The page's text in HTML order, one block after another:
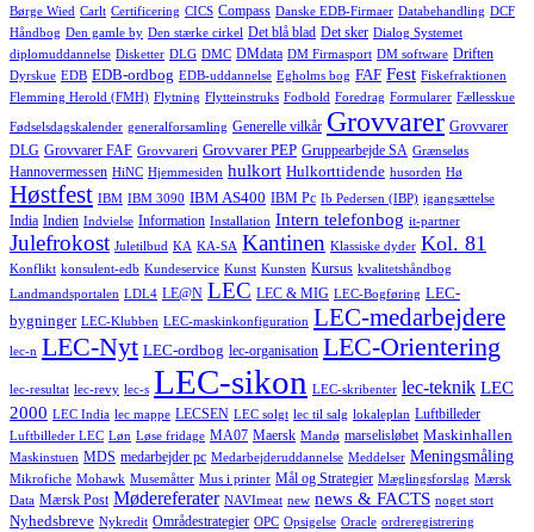
Børge Wied Carlt Certificering CICS Compass Danske EDB-Firmaer Databehandling DCF
Håndbog Den gamle by Den stærke cirkel Det blå blad Det sker Dialog Systemet
diplomuddannelse Disketter DLG DMC DMdata DM Firmasport DM software Driften
Dyrskue EDB EDB-ordbog EDB-uddannelse Egholms bog FAF Fest Fiskefraktionen
Flemming Herold (FMH) Flytning Flytteinstruks Fodbold Foredrag Formularer Fællesskue
Fødselsdagskalender generalforsamling Generelle vilkår Grovvarer Grovvarer
DLG Grovvarer FAF Grovvareri Grovvarer PEP Gruppearbejde SA Grænseløs
Hannovermessen HiNC Hjemmesiden hulkort Hulkorttidende husorden Hø
Høstfest IBM IBM 3090 IBM AS400 IBM Pc Ib Pedersen (IBP) igangsættelse
India Indien Indvielse Information Installation Intern telefonbog it-partner
Julefrokost Juletilbud KA KA-SA Kantinen Klassiske dyder Kol. 81
Konflikt konsulent-edb Kundeservice Kunst Kunsten Kursus kvalitetshåndbog
Landmandsportalen LDL4 LE@N LEC LEC & MIG LEC-Bogføring LEC-
bygninger LEC-Klubben LEC-maskinkonfiguration LEC-medarbejdere
lec-n LEC-Nyt LEC-ordbog lec-organisation LEC-Orientering
lec-resultat lec-revy lec-s LEC-sikon LEC-skribenter lec-teknik LEC
2000 LEC India lec mappe LECSEN LEC solgt lec til salg lokaleplan Luftbilleder
Luftbilleder LEC Løn Løse fridage MA07 Maersk Mandø marselisløbet Maskinhallen
Maskinstuen MDS medarbejder pc Medarbejderuddannelse Meddelser Meningsmåling
Mikrofiche Mohawk Musemåtter Mus i printer Mål og Strategier Mæglingsforslag Mærsk
Data Mærsk Post Mødereferater NAVImeat new news & FACTS noget stort
Nyhedsbreve Nykredit Områdestrategier OPC Opsigelse Oracle ordreregistrering